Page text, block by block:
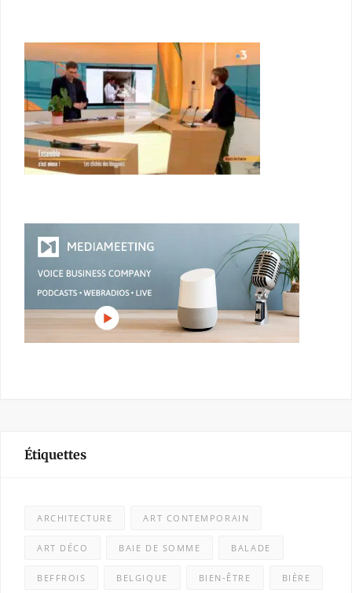
Étiquettes
ARCHITECTURE ART CONTEMPORAIN
ART DÉCO BAIE DE SOMME BALADE
BEFFROIS BELGIQUE BIEN-ÊTRE BIÈRE